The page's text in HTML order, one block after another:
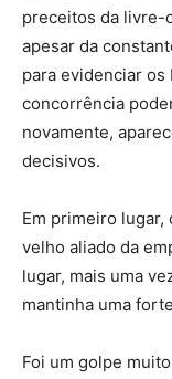
preceitos da livre-
apesar da
para evidenciar
concorrência
novamente,
decisivos.
Em primeiro
velho aliado da
lugar, mais uma
mantinha uma
Foi um golpe